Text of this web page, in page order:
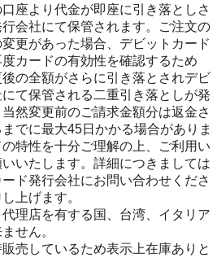
座より代金が即座に引き落としさ
会社にて保管されます。ご注文の
更があった場合、デビットカード
カードの有効性を確認するため
の全額がさらに引き落とされデビ
て保管される二重引き落としが発
然変更前のご請求金額分は返金さ
でに最大45日かかる場合がありま
特性を十分ご理解の上、ご利用い
いたします。詳細につきましては
ド発行会社にお問い合わせくださ
上げます。
理店を有する国、台湾、イタリア
せん。
売しているため表示上在庫ありと